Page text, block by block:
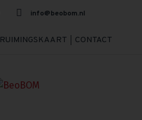
info@beobom.nl
RUIMINGSKAART CONTACT